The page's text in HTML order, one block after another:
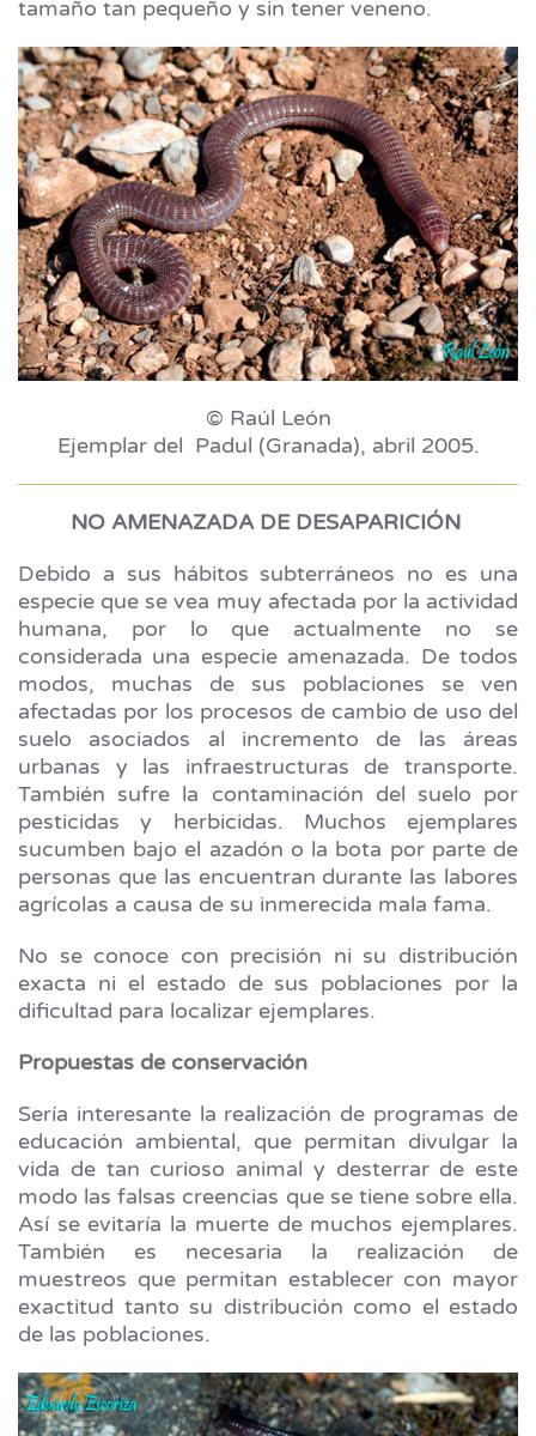
tamaño tan pequeño y sin tener veneno.
© Raúl León
Ejemplar del Padul (Granada), abril 2005.
NO AMENAZADA DE DESAPARICIÓN
Debido a sus hábitos subterráneos no es una
especie que se vea muy afectada por la actividad
humana, por lo que actualmente no se
considerada una especie amenazada. De todos
modos, muchas de sus poblaciones se ven
afectadas por los procesos de cambio de uso del
suelo asociados al incremento de las áreas
urbanas y las infraestructuras de transporte.
También sufre la contaminación del suelo por
pesticidas y herbicidas. Muchos ejemplares
sucumben bajo el azadón o la bota por parte de
personas que las encuentran durante las labores
agrícolas a causa de su inmerecida mala fama.
No se conoce con precisión ni su distribución
exacta ni el estado de sus poblaciones por la
dificultad para localizar ejemplares.
Propuestas de conservación
Sería interesante la realización de programas de
educación ambiental, que permitan divulgar la
vida de tan curioso animal y desterrar de este
modo las falsas creencias que se tiene sobre ella.
Así se evitaría la muerte de muchos ejemplares.
También es necesaria la realización de
muestreos que permitan establecer con mayor
exactitud tanto su distribución como el estado
de las poblaciones.